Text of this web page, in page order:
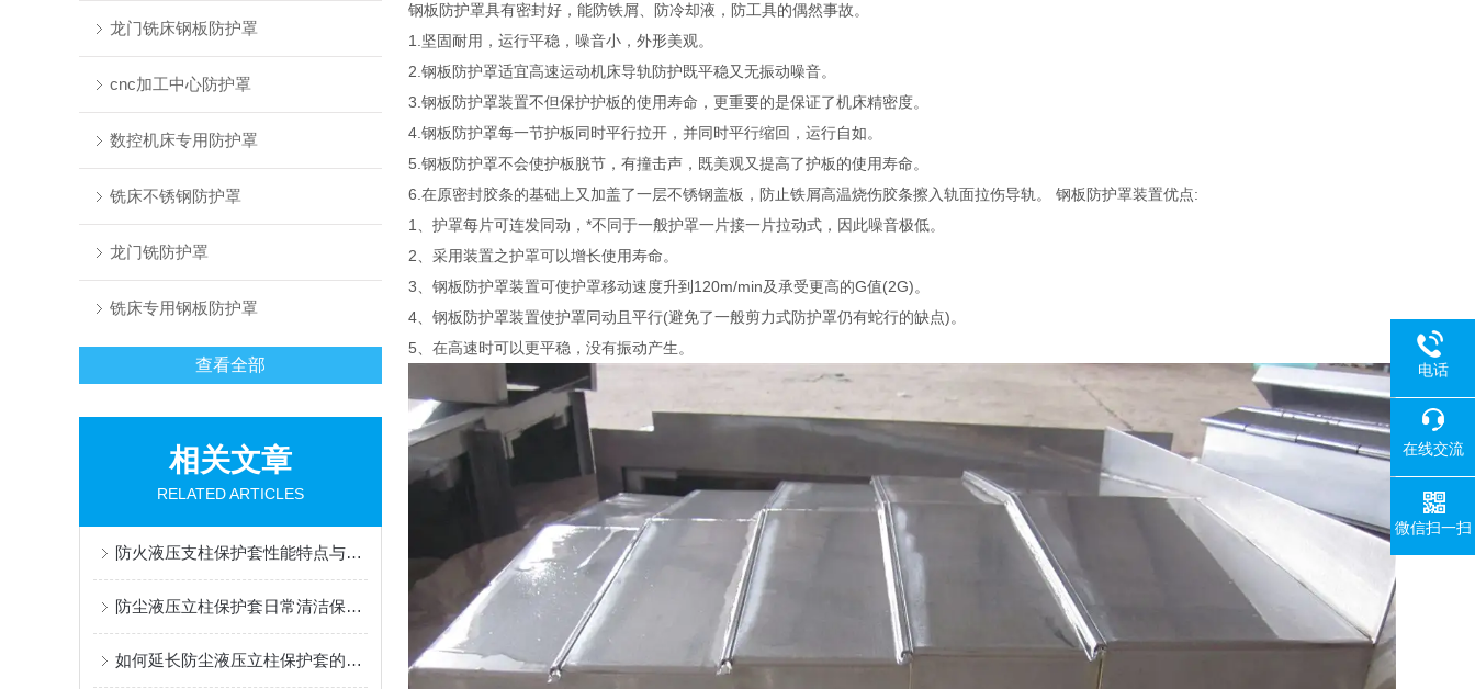
龙门铣床钢板防护罩
cnc加工中心防护罩
数控机床专用防护罩
铣床不锈钢防护罩
龙门铣防护罩
铣床专用钢板防护罩
查看全部
相关文章
RELATED ARTICLES
防火液压支柱保护套性能特点与阻燃防护应用
防尘液压立柱保护套日常清洁保养与更换规范
如何延长防尘液压立柱保护套的使用寿命？
钢板防护罩具有密封好，能防铁屑、防冷却液，防工具的偶然事故。
1.坚固耐用，运行平稳，噪音小，外形美观。
2.钢板防护罩适宜高速运动机床导轨防护既平稳又无振动噪音。
3.钢板防护罩装置不但保护护板的使用寿命，更重要的是保证了机床精密度。
4.钢板防护罩每一节护板同时平行拉开，并同时平行缩回，运行自如。
5.钢板防护罩不会使护板脱节，有撞击声，既美观又提高了护板的使用寿命。
6.在原密封胶条的基础上又加盖了一层不锈钢盖板，防止铁屑高温烧伤胶条擦入轨面拉伤导轨。 钢板防护罩装置优点:
1、护罩每片可连发同动，*不同于一般护罩一片接一片拉动式，因此噪音极低。
2、采用装置之护罩可以增长使用寿命。
3、钢板防护罩装置可使护罩移动速度升到120m/min及承受更高的G值(2G)。
4、钢板防护罩装置使护罩同动且平行(避免了一般剪力式防护罩仍有蛇行的缺点)。
5、在高速时可以更平稳，没有振动产生。
电话
在线交流
微信扫一扫